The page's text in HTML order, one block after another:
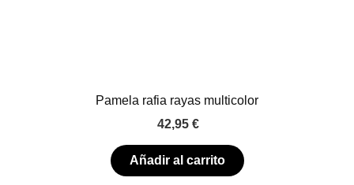
Pamela rafia rayas multicolor
42,95 €
Añadir al carrito